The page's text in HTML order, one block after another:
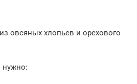
овсяных хлопьев и орехового
нужно: